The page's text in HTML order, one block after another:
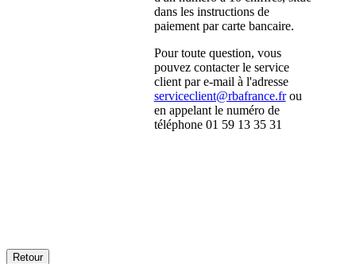
dans les instructions de
paiement par carte bancaire.
Pour toute question, vous
pouvez contacter le service
client par e-mail à l'adresse
serviceclient@rbafrance.frou
en appelant le numéro de
téléphone 01 59 13 35 31
Retour